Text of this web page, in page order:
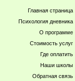
Главная страница
Психология дневника
О программе
Стоимость услуг
Где оплатить
Наши школы
Обратная связь